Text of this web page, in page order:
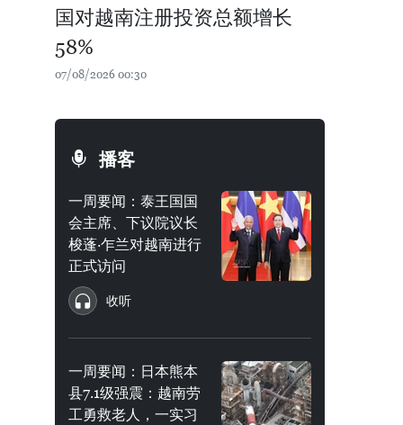
国对越南注册投资总额增长
58%
07/08/2026 00:30
播客
一周要闻：泰王国国
会主席、下议院议长
梭蓬·乍兰对越南进行
正式访问
收听
一周要闻：日本熊本
县7.1级强震：越南劳
工勇救老人，一实习